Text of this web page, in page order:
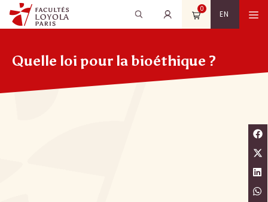
au
contenu
EN
0
Recherche
pour
Rechercher
Quelle loi pour la bioéthique ?